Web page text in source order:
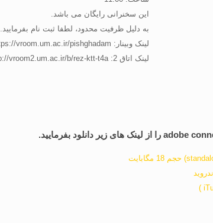
این سخنرانی رایگان می باشد.
به دلیل ظرفیت محدود، لطفا ثبت نام بفرمایید.
لینک وبینار: https://vroom.um.ac.ir/pishghadam
لینک اتاق 2: http://vroom2.um.ac.ir/b/rez-ktt-t4a